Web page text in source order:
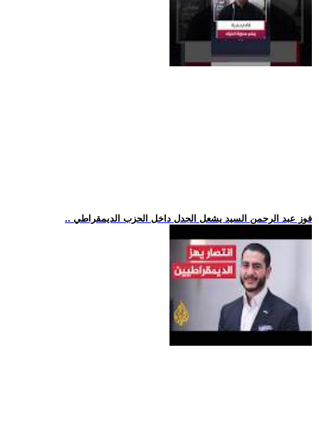
.. فوز عبد الرحمن السيد يشعل الجدل داخل الحزب الديمقراطي